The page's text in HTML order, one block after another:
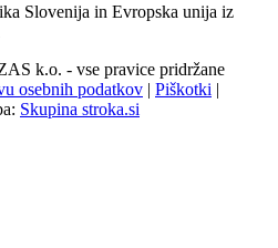
Slovenija in Evropska unija iz
k.o. - vse pravice pridržane
osebnih podatkov | Piškotki |
Skupina stroka.si